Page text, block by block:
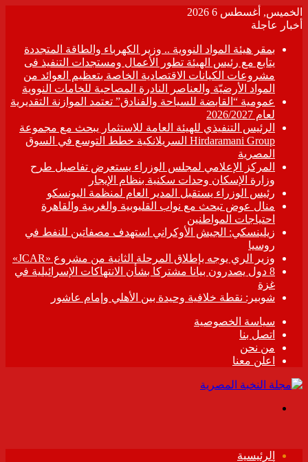
الخميس, أغسطس 6 2026
أخبار عاجلة
بمقر هيئة المواد النووية .. وزير الكهرباء والطاقة المتجددة
يتابع مع رئيس الهيئة تطور الأعمال ومستجدات التنفيذ فى
مشروعات الكيانات الاقتصادية الخاصة بتعظيم العوائد من
المواد الأرضيّة والعناصر النادرة المصاحبة للخامات النووية
عمومية “القابضة للسياحة والفنادق” تعتمد الموازنة التقديرية
لعام 2026/2027
الرئيس التنفيذي للهيئة العامة للاستثمار يبحث مع مجموعة
Hirdaramani Group السريلانكية خطط التوسع في السوق
المصرية
المركز الإعلامي لمجلس الوزراء يستعرض تفاصيل طرح
وزارة الإسكان وحدات سكنية بنظام الإيجار
رئيس الوزراء يستقبل المدير العام لمنظمة اليونسكو
منال عوض تبحث مع نواب القليوبية والغربية والقاهرة
احتياجات المواطنين
زيلينسكي: الجيش الأوكراني استهدف مصفاتين للنفط في
روسيا
وزير الري يوجه بإطلاق المرحلة الثانية من مشروع «JCAR»
8 دول يصدرون بيانا مشتركا بشأن الانتهاكات الإسرائيلية في
غزة
شوبير: نقطة خلافية وحيدة بين الأهلي وإمام عاشور
سياسة الخصوصية
اتصل بنا
من نحن
اعلن معنا
الرئيسية